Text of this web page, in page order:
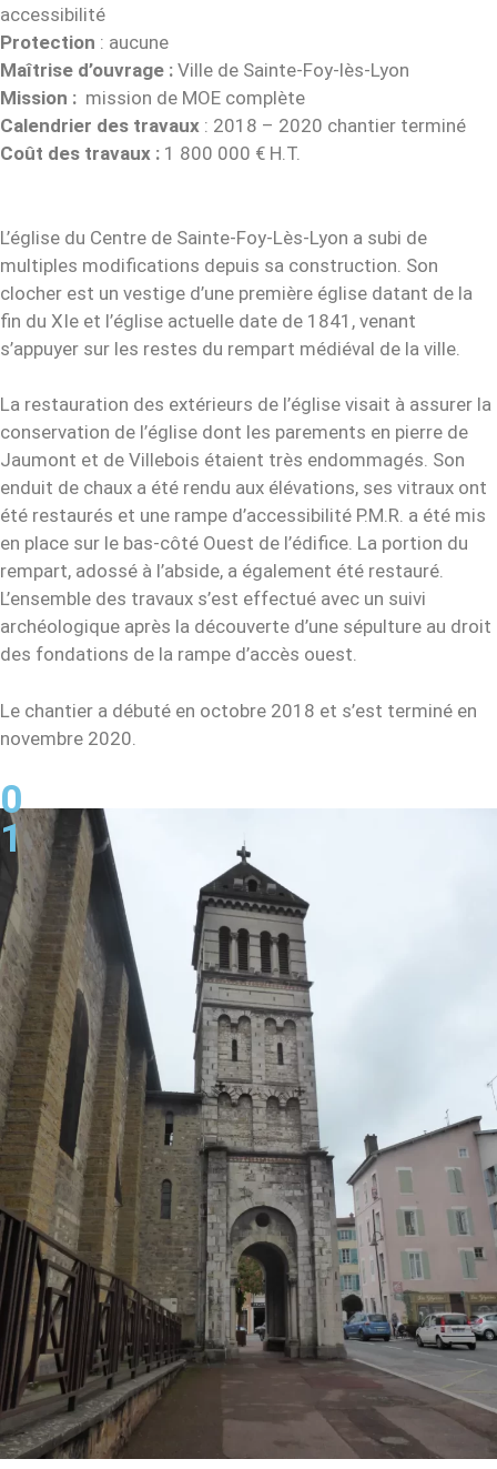
accessibilité
Protection : aucune
Maîtrise d’ouvrage : Ville de Sainte-Foy-lès-Lyon
Mission : mission de MOE complète
Calendrier des travaux : 2018 – 2020 chantier terminé
Coût des travaux : 1 800 000 € H.T.
L’église du Centre de Sainte-Foy-Lès-Lyon a subi de
multiples modifications depuis sa construction. Son
clocher est un vestige d’une première église datant de la
fin du XIe et l’église actuelle date de 1841, venant
s’appuyer sur les restes du rempart médiéval de la ville.
La restauration des extérieurs de l’église visait à assurer la
conservation de l’église dont les parements en pierre de
Jaumont et de Villebois étaient très endommagés. Son
enduit de chaux a été rendu aux élévations, ses vitraux ont
été restaurés et une rampe d’accessibilité P.M.R. a été mis
en place sur le bas-côté Ouest de l’édifice. La portion du
rempart, adossé à l’abside, a également été restauré.
L’ensemble des travaux s’est effectué avec un suivi
archéologique après la découverte d’une sépulture au droit
des fondations de la rampe d’accès ouest.
Le chantier a débuté en octobre 2018 et s’est terminé en
novembre 2020.
0
1